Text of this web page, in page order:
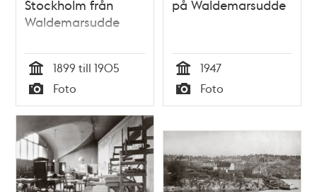
Stockholm från
Waldemarsudde
Tid
1899 till 1905
Typ
Foto
på Waldemarsudde
Tid
1947
Typ
Foto